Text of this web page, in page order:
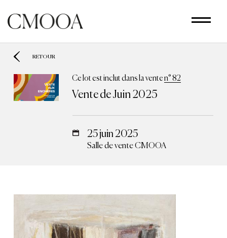
contenu
principal
RETOUR
Ce lot est inclut dans la venten° 82
Vente de Juin 2025
25 juin 2025
Salle de vente CMOOA